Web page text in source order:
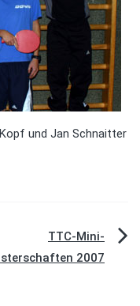
Kopf und Jan Schnaitter
TTC-Mini-
2007